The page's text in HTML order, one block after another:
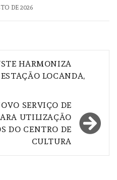
DE 2026
HARMONIZA
LOCANDA,
SERVIÇO DE
UTILIZAÇÃO
DO CENTRO DE
CULTURA